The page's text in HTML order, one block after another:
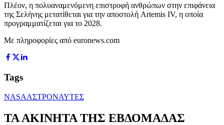
Πλέον, η πολυαναμενόμενη επιστροφή ανθρώπων στην επιφάνεια
της Σελήνης μετατίθεται για την αποστολή Artemis IV, η οποία
προγραμματίζεται για το 2028.
Με πληροφορίες από euronews.com
Tags
NASAΑΣΤΡΟΝΑΥΤΕΣ
ΤΑ ΑΚΙΝΗΤΑ ΤΗΣ ΕΒΔΟΜΑΔΑΣ